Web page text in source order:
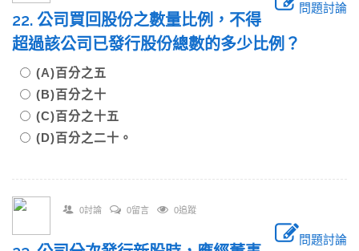
問題討論
22. 公司買回股份之數量比例，不得
超過該公司已發行股份總數的多少比例？
(A)百分之五
(B)百分之十
(C)百分之十五
(D)百分之二十。
0討論 0留言 0追蹤
問題討論